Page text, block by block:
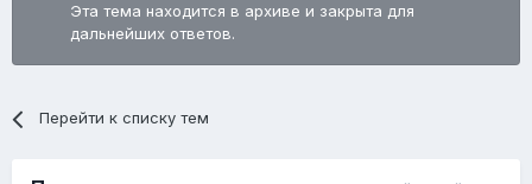
Эта тема находится в архиве и закрыта для
дальнейших ответов.
Перейти к списку тем